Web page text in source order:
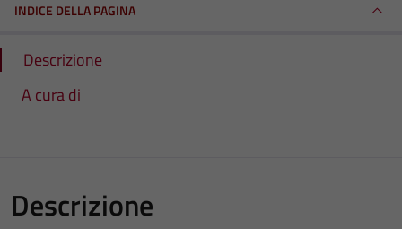
INDICE DELLA PAGINA
Descrizione
A cura di
Descrizione